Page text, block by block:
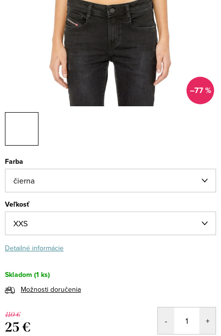
–77 %
Farba
Veľkosť
Detailné informácie
Skladom (1 ks)
Možnosti doručenia
110 €
25 €